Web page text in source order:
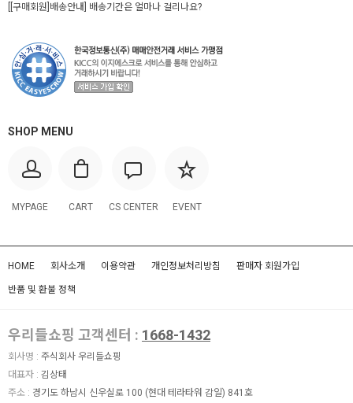
[[구매회원]배송안내] 배송기간은 얼마나 걸리나요?
SHOP MENU
MYPAGE CART CS CENTER EVENT
HOME 회사소개 이용약관 개인정보처리방침 판매자 회원가입
반품 및 환불 정책
우리들쇼핑 고객센터 : 1668-1432
회사명 : 주식회사 우리들쇼핑
대표자 : 김상태
주소 : 경기도 하남시 신우실로 100 (현대 테라타워 감일) 841호